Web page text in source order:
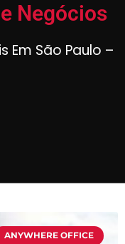
Negócios
Em São Paulo –
ANYWHERE OFFICE